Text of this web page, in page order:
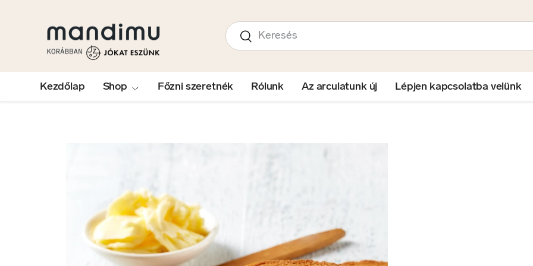
Keresés
Keresés
Kezdőlap Shop Főzni szeretnék Rólunk Az arculatunk új Lépjen kapcsolatba velünk